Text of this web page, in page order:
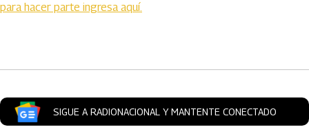
para hacer parte ingresa aquí.
SIGUE A RADIONACIONAL Y MANTENTE CONECTADO